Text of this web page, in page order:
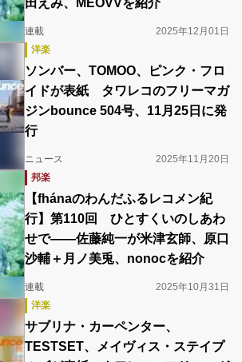
田えみ、MEOVVを紹介
連載
2025年12月01日
洋楽
ソンバー、TOMOO、ピンク・フロ
イドが表紙 タワレコのフリーマガ
ジンbounce 504号、11月25日に発
行
ニュース
2025年11月20日
邦楽
【fhánaのわんだふるレコメン紀
行】第110回 ひとすくいのしあわ
せで――佐藤純一が米津玄師、原口
沙輔＋月ノ美兎、nonocを紹介
連載
2025年10月31日
洋楽
サブリナ・カーペンター、
TESTSET、メイヴィス・ステイプ